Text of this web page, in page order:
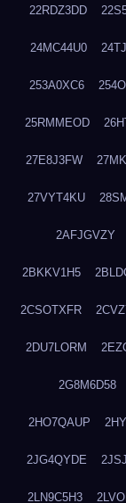
22RDZ3DD
24MC44U0
253A0XC6
25RMMEOD
27E8J3FW
27VYT4KU
2AFJGVZY
2BKKV1H5
2CSOTXFR
2DU7LORM
2G8M6D58
2HO7QAUP
2JG4QYDE
2LN9C5H3